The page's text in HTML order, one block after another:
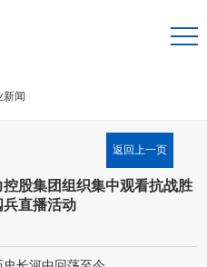
新闻
返回上一页
股集团组织集中观看抗战胜
兵直播活动